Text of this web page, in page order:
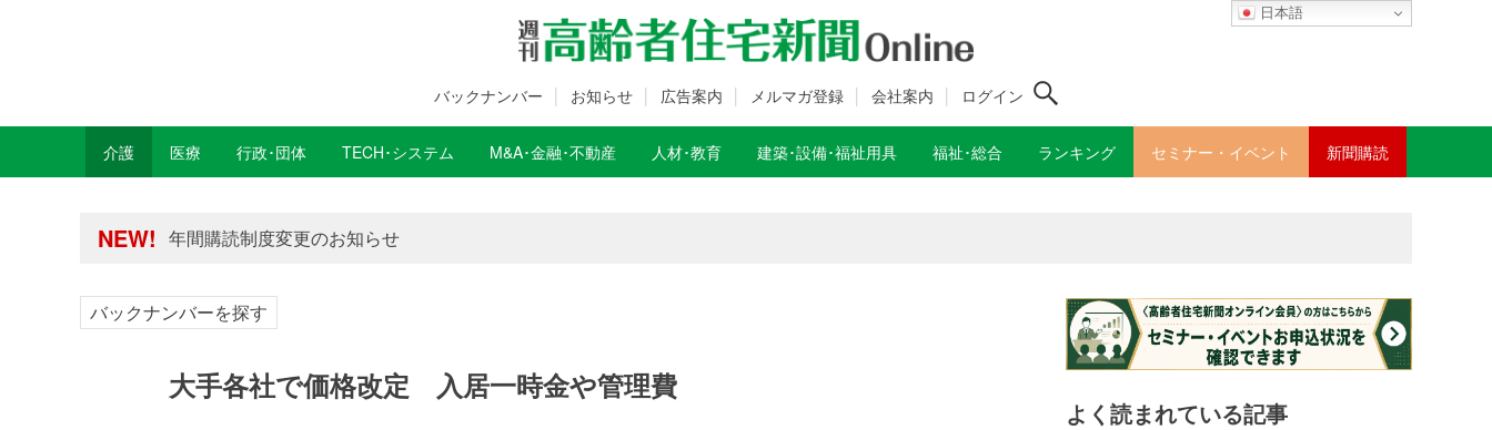
日本語
バックナンバー お知らせ 広告案内 メルマガ登録 会社案内 ログイン
介護 医療 行政･団体 TECH･システム M&A･金融･不動産 人材･教育 建築･設備･福祉用具 福祉･総合 ランキング セミナー・イベント 新聞購読
NEW!
年間購読制度変更のお知らせ
年間購読制度変更のお知らせ
バックナンバーを探す
大手各社で価格改定 入居一時金や管理費
よく読まれている記事